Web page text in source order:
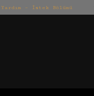
Yardım – İstek Bölümü